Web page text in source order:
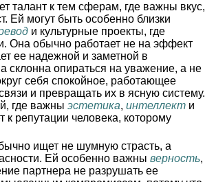
талант к тем сферам, где важны вкус,
Ей могут быть особенно близки
и культурные проекты, где
Она обычно работает не на эффект
ее надежной и заметной в
склонна опираться на уважение, а не
себя спокойное, работающее
и превращать их в ясную систему.
где важны эстетика, интеллект и
репутации человека, которому
ищет не шумную страсть, а
Ей особенно важны верность,
партнера не разрушать ее